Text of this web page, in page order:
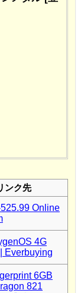
ンク先
Online
4G
Everbuying
6GB
821